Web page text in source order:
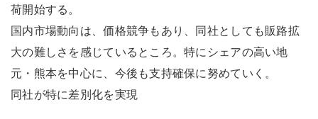
荷開始する。
国内市場動向は、価格競争もあり、同社としても販路拡
大の難しさを感じているところ。特にシェアの高い地
元・熊本を中心に、今後も支持確保に努めていく。
同社が特に差別化を実現